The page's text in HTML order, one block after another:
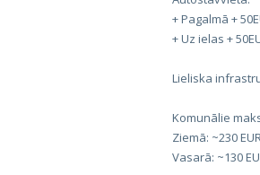
+ Pagalmā +
+ Uz ielas +
Lieliska
Komunālie
Ziemā: ~230
Vasarā: ~130